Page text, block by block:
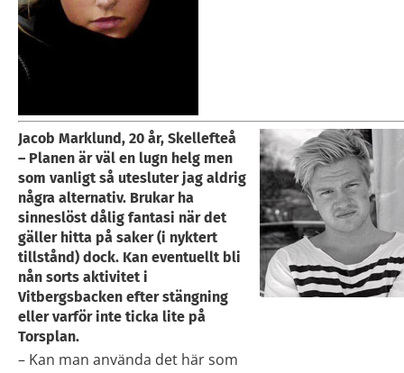
Jacob Marklund, 20 år, Skellefteå
– Planen är väl en lugn helg men
som vanligt så utesluter jag aldrig
några alternativ. Brukar ha
sinneslöst dålig fantasi när det
gäller hitta på saker (i nyktert
tillstånd) dock. Kan eventuellt bli
nån sorts aktivitet i
Vitbergsbacken efter stängning
eller varför inte ticka lite på
Torsplan.
– Kan man använda det här som